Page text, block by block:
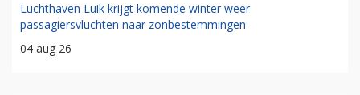
Luchthaven Luik krijgt komende winter weer
passagiersvluchten naar zonbestemmingen
04 aug 26